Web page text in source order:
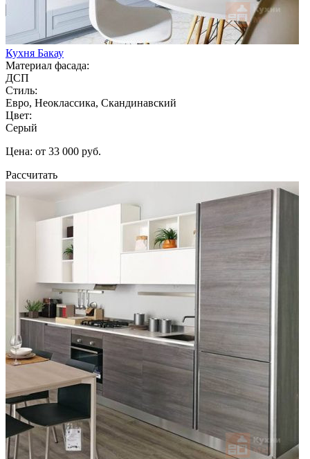
Кухня Бакау
Материал фасада:
ДСП
Стиль:
Евро, Неоклассика, Скандинавский
Цвет:
Серый
Цена: от 33 000 руб.
Рассчитать